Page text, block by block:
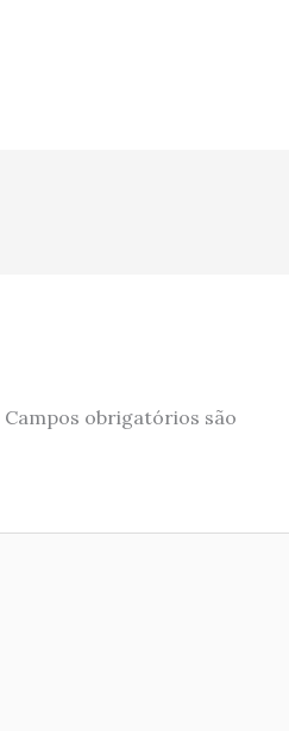
Campos obrigatórios são